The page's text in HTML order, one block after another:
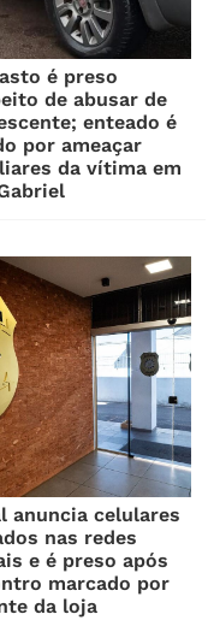
é preso
de abusar de
enteado é
por ameaçar
da vítima em
anuncia celulares
nas redes
e é preso após
marcado por
da loja